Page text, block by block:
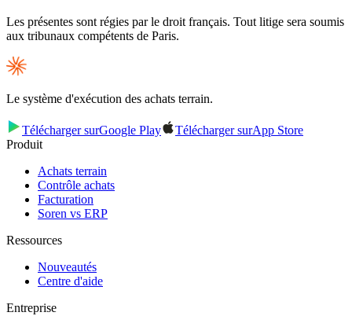
Les présentes sont régies par le droit français. Tout litige sera soumis
aux tribunaux compétents de Paris.
Le système d'exécution des achats terrain.
Télécharger surGoogle Play Télécharger surApp Store
Produit
Achats terrain
Contrôle achats
Facturation
Soren vs ERP
Ressources
Nouveautés
Centre d'aide
Entreprise